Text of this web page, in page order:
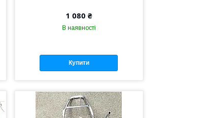
1 080 ₴
В наявності
Купити